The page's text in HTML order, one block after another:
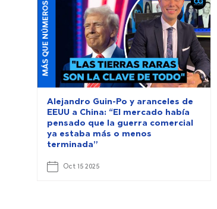
MÁS QUE NÚMEROS
Alejandro Guin-Po y aranceles de
EEUU a China: “El mercado había
pensado que la guerra comercial
ya estaba más o menos
terminada”
Oct 15 2025